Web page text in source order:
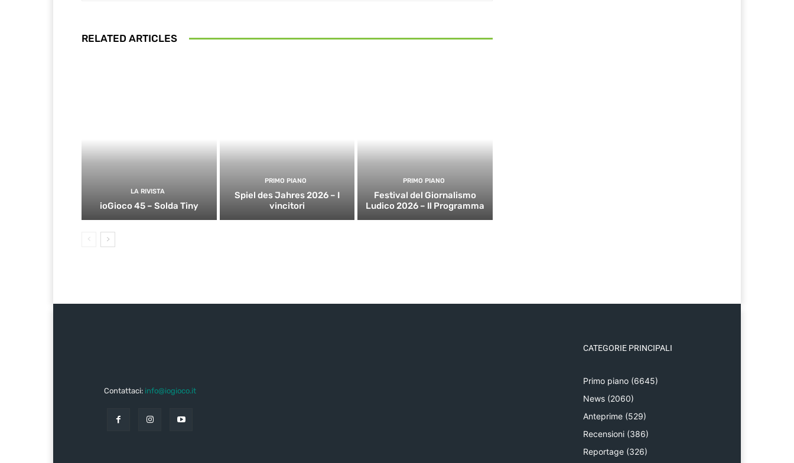
RELATED ARTICLES
LA RIVISTA
ioGioco 45 – Solda Tiny
PRIMO PIANO
Spiel des Jahres 2026 – I
vincitori
PRIMO PIANO
Festival del Giornalismo
Ludico 2026 – Il Programma
Contattaci: info@iogioco.it
CATEGORIE PRINCIPALI
Primo piano (6645)
News (2060)
Anteprime (529)
Recensioni (386)
Reportage (326)